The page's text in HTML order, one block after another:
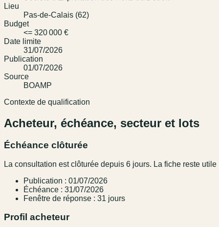
Lieu
Pas-de-Calais (62)
Budget
<= 320 000 €
Date limite
31/07/2026
Publication
01/07/2026
Source
BOAMP
Contexte de qualification
Acheteur, échéance, secteur et lots
Échéance clôturée
La consultation est clôturée depuis 6 jours. La fiche reste
Publication : 01/07/2026
Échéance : 31/07/2026
Fenêtre de réponse : 31 jours
Profil acheteur